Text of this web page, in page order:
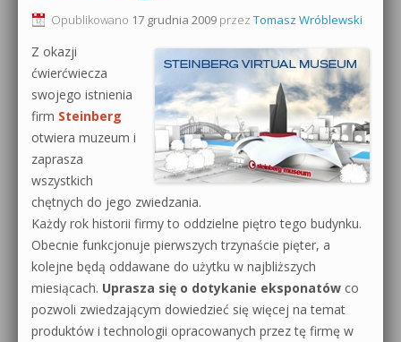
Opublikowano 17 grudnia 2009 przez Tomasz Wróblewski
Z okazji
ćwierćwiecza
swojego istnienia
firm Steinberg
otwiera muzeum i
zaprasza
wszystkich
chętnych do jego zwiedzania.
Każdy rok historii firmy to oddzielne piętro tego budynku.
Obecnie funkcjonuje pierwszych trzynaście pięter, a
kolejne będą oddawane do użytku w najbliższych
miesiącach. Uprasza się o dotykanie eksponatów co
pozwoli zwiedzającym dowiedzieć się więcej na temat
produktów i technologii opracowanych przez tę firmę w